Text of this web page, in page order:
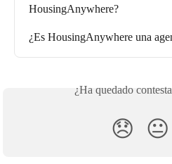
HousingAnywhere?
¿Es HousingAnywhere una
¿Ha quedado
😞 😐